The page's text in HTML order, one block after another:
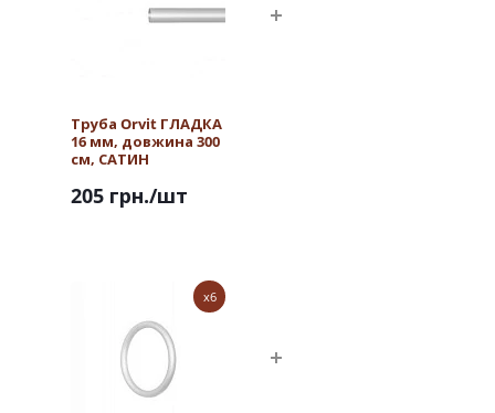
Труба Orvit ГЛАДКА
16 мм, довжина 300
см, САТИН
205 грн./шт
x6